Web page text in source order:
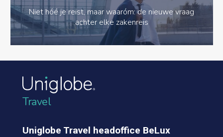
Niet hóé je reist, maar waaróm: de nieuwe vraag
achter elke zakenreis
Travel
Uniglobe Travel headoffice BeLux